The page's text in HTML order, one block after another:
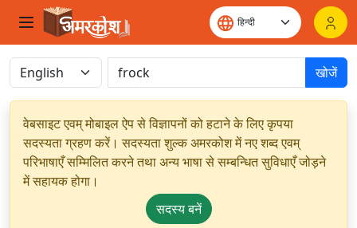
खोजें
वेबसाइट एवम् मोबाइल ऐप से विज्ञापनों को हटाने के लिए कृपया
सदस्यता ग्रहण करें। सदस्यता शुल्क अमरकोश में नए शब्द एवम्
परिभाषाएँ सम्मिलित करने तथा अन्य भाषा से सम्बन्धित सुविधाएँ जोड़ने
में सहायक होगा।
सदस्य बनें